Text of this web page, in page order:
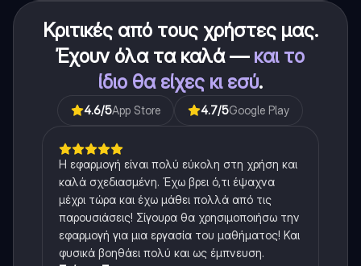
Κριτικές από τους χρήστες μας.
Έχουν όλα τα καλά — και το
ίδιο θα είχες κι εσύ.
4.6/5App Store 4.7/5Google Play
Η εφαρμογή είναι πολύ εύκολη στη χρήση και
καλά σχεδιασμένη. Έχω βρει ό,τι έψαχνα
μέχρι τώρα και έχω μάθει πολλά από τις
παρουσιάσεις! Σίγουρα θα χρησιμοποιήσω την
εφαρμογή για μια εργασία του μαθήματος! Και
φυσικά βοηθάει πολύ και ως έμπνευση.